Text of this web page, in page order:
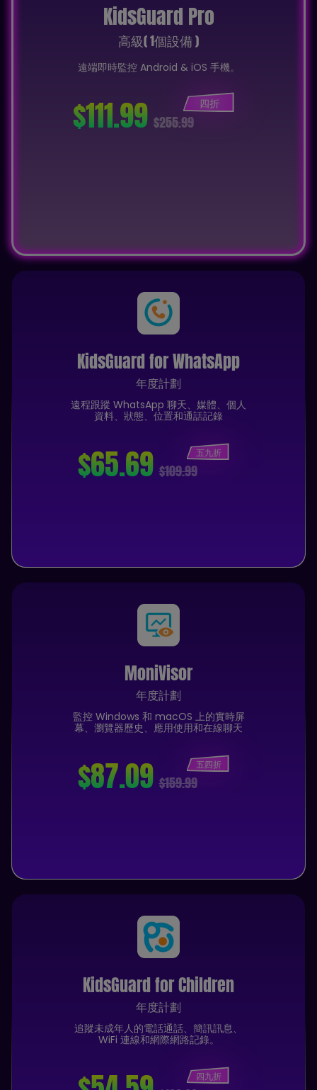
KidsGuard Pro
高級( 1個設備 )
遠端即時監控 Android & iOS 手機。
$111.99 $255.99
四折
KidsGuard for WhatsApp
年度計劃
遠程跟蹤 WhatsApp 聊天、媒體、個人
資料、狀態、位置和通話記錄
$65.69 $109.99
五九折
MoniVisor
年度計劃
監控 Windows 和 macOS 上的實時屏
幕、瀏覽器歷史、應用使用和在線聊天
$87.09 $159.99
五四折
KidsGuard for Children
年度計劃
追蹤未成年人的電話通話、簡訊訊息、
WiFi 連線和網際網路記錄。
四九折